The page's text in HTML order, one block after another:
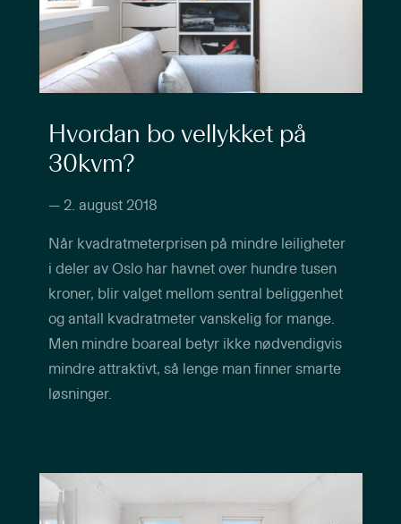
Hvordan bo vellykket på
30kvm?
— 2. august 2018
Når kvadratmeterprisen på mindre leiligheter
i deler av Oslo har havnet over hundre tusen
kroner, blir valget mellom sentral beliggenhet
og antall kvadratmeter vanskelig for mange.
Men mindre boareal betyr ikke nødvendigvis
mindre attraktivt, så lenge man finner smarte
løsninger.